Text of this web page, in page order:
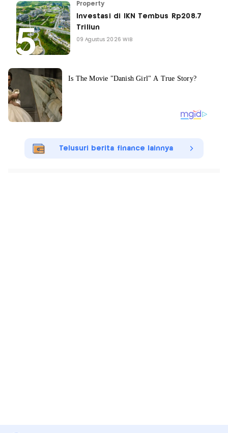
Property
Investasi di IKN Tembus Rp208,7
Triliun
09 Agustus 2026 WIB
Telusuri berita finance lainnya